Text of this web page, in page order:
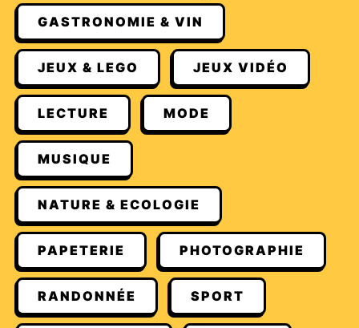
GASTRONOMIE & VIN
JEUX & LEGO JEUX VIDÉO
LECTURE MODE
MUSIQUE
NATURE & ECOLOGIE
PAPETERIE PHOTOGRAPHIE
RANDONNÉE SPORT